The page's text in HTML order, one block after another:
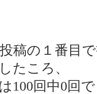
稿の１番目
たころ、
100回中0回